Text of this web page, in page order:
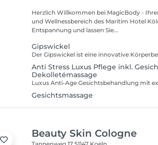
Herzlich Willkommen bei MagicBody -
und Wellnessbereich des Maritim Hotel Köln Erleben Sie
Entspannung und lassen Sie...
Gipswickel
Anti Stress Luxus Pflege inkl.
Dekolletémassage
Gesichtsmassage
Beauty Skin Cologne